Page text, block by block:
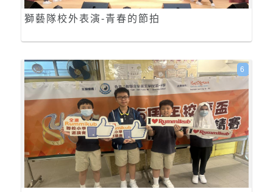
獅藝隊校外表演-青春的節拍
6